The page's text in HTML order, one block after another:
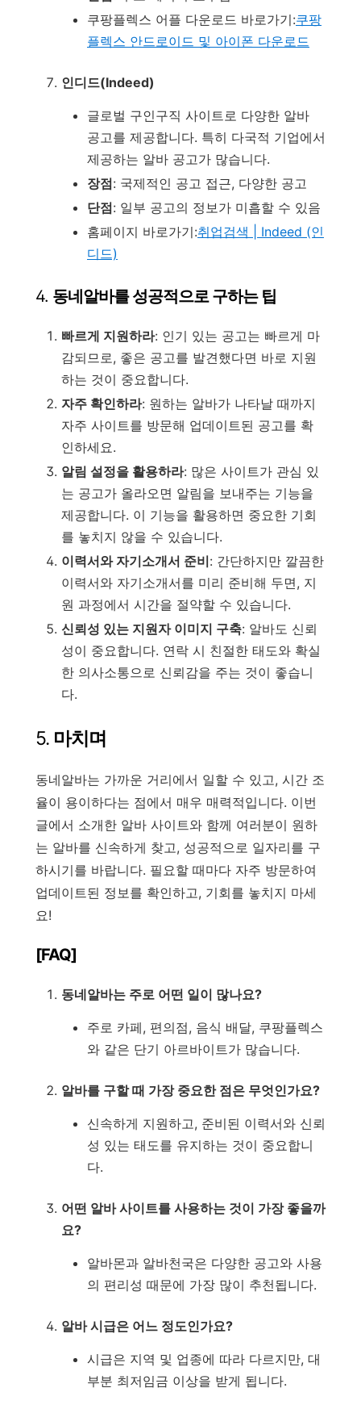
쿠팡플렉스 어플 다운로드 바로가기:쿠팡
플렉스 안드로이드 및 아이폰 다운로드
인디드(Indeed)
글로벌 구인구직 사이트로 다양한 알바
공고를 제공합니다. 특히 다국적 기업에서
제공하는 알바 공고가 많습니다.
장점: 국제적인 공고 접근, 다양한 공고
단점: 일부 공고의 정보가 미흡할 수 있음
홈페이지 바로가기:취업검색 | Indeed (인
디드)
4. 동네알바를 성공적으로 구하는 팁
빠르게 지원하라: 인기 있는 공고는 빠르게 마
감되므로, 좋은 공고를 발견했다면 바로 지원
하는 것이 중요합니다.
자주 확인하라: 원하는 알바가 나타날 때까지
자주 사이트를 방문해 업데이트된 공고를 확
인하세요.
알림 설정을 활용하라: 많은 사이트가 관심 있
는 공고가 올라오면 알림을 보내주는 기능을
제공합니다. 이 기능을 활용하면 중요한 기회
를 놓치지 않을 수 있습니다.
이력서와 자기소개서 준비: 간단하지만 깔끔한
이력서와 자기소개서를 미리 준비해 두면, 지
원 과정에서 시간을 절약할 수 있습니다.
신뢰성 있는 지원자 이미지 구축: 알바도 신뢰
성이 중요합니다. 연락 시 친절한 태도와 확실
한 의사소통으로 신뢰감을 주는 것이 좋습니
다.
5. 마치며
동네알바는 가까운 거리에서 일할 수 있고, 시간 조
율이 용이하다는 점에서 매우 매력적입니다. 이번
글에서 소개한 알바 사이트와 함께 여러분이 원하
는 알바를 신속하게 찾고, 성공적으로 일자리를 구
하시기를 바랍니다. 필요할 때마다 자주 방문하여
업데이트된 정보를 확인하고, 기회를 놓치지 마세
요!
[FAQ]
동네알바는 주로 어떤 일이 많나요?
주로 카페, 편의점, 음식 배달, 쿠팡플렉스
와 같은 단기 아르바이트가 많습니다.
알바를 구할 때 가장 중요한 점은 무엇인가요?
신속하게 지원하고, 준비된 이력서와 신뢰
성 있는 태도를 유지하는 것이 중요합니
다.
어떤 알바 사이트를 사용하는 것이 가장 좋을까
요?
알바몬과 알바천국은 다양한 공고와 사용
의 편리성 때문에 가장 많이 추천됩니다.
알바 시급은 어느 정도인가요?
시급은 지역 및 업종에 따라 다르지만, 대
부분 최저임금 이상을 받게 됩니다.